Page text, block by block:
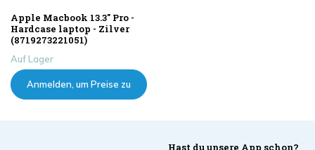
Apple Macbook 13.3" Pro -
Hardcase laptop - Zilver
(8719273221051)
Auf Lager
Anmelden, um Preise zu
Hast du unsere App schon?